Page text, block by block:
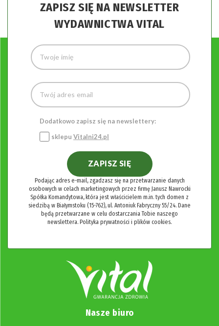
ZAPISZ SIĘ NA NEWSLETTER
WYDAWNICTWA VITAL
Dodatkowo zapisz się na newslettery:
sklepu Vitalni24.pl
ZAPISZ SIĘ
Podając adres e-mail, zgadzasz się na przetwarzanie danych
osobowych w celach marketingowych przez firmę Janusz Nawrocki
Spółka Komandytowa, która jest właścicielem m.in. tych domen z
siedzibą w Białymstoku (15-762), ul. Antoniuk Fabryczny 55/24. Dane
będą przetwarzane w celu dostarczania Tobie naszego
newslettera. Polityka prywatności i plików cookies.
Nasze biuro